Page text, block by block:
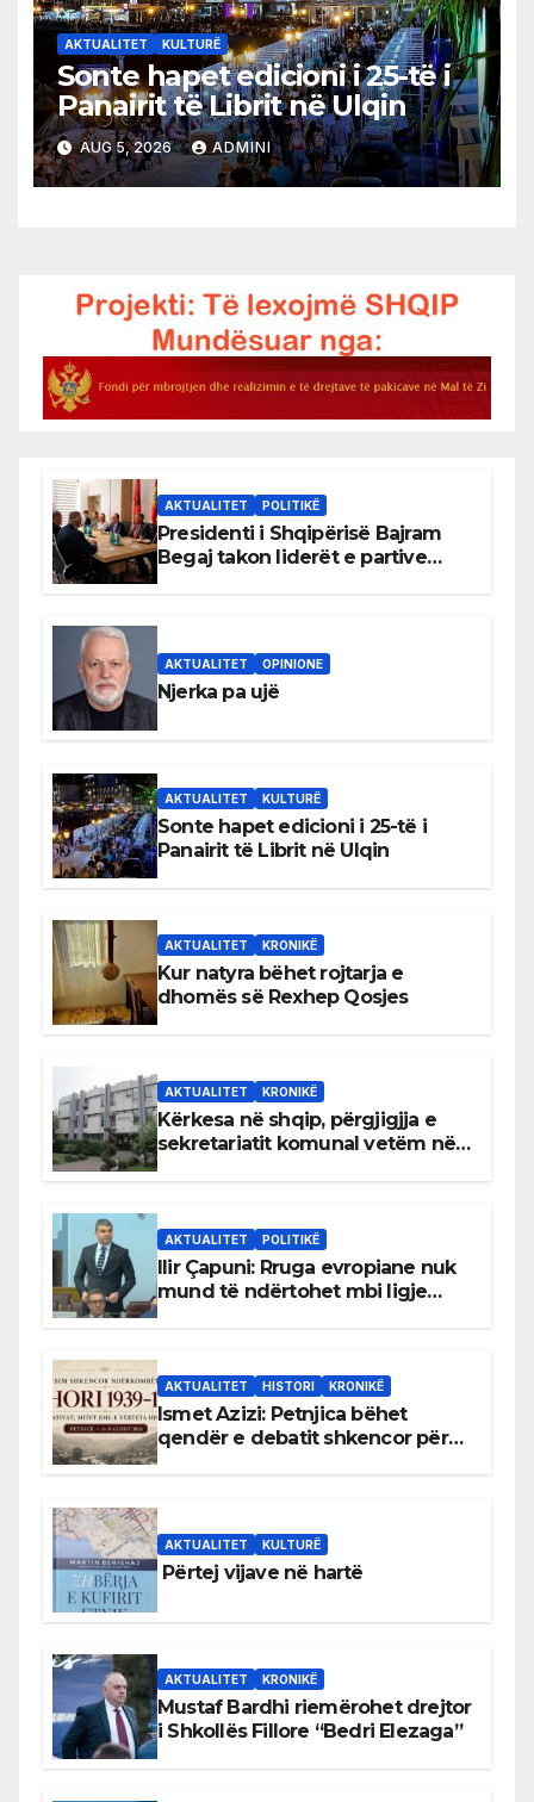
AKTUALITET KULTURË
Sonte hapet edicioni i 25-të i
Panairit të Librit në Ulqin
AUG 5, 2026 ADMINI
AKTUALITET POLITIKË
Presidenti i Shqipërisë Bajram
Begaj takon liderët e partive
AKTUALITET OPINIONE
Njerka pa ujë
AKTUALITET KULTURË
Sonte hapet edicioni i 25-të i
Panairit të Librit në Ulqin
AKTUALITET KRONIKË
Kur natyra bëhet rojtarja e
dhomës së Rexhep Qosjes
AKTUALITET KRONIKË
Kërkesa në shqip, përgjigjja e
sekretariatit komunal vetëm në
AKTUALITET POLITIKË
Ilir Çapuni: Rruga evropiane nuk
mund të ndërtohet mbi ligje
AKTUALITET HISTORI KRONIKË
Ismet Azizi: Petnjica bëhet
qendër e debatit shkencor për
AKTUALITET KULTURË
Përtej vijave në hartë
AKTUALITET KRONIKË
Mustaf Bardhi riemërohet drejtor
i Shkollës Fillore “Bedri Elezaga”